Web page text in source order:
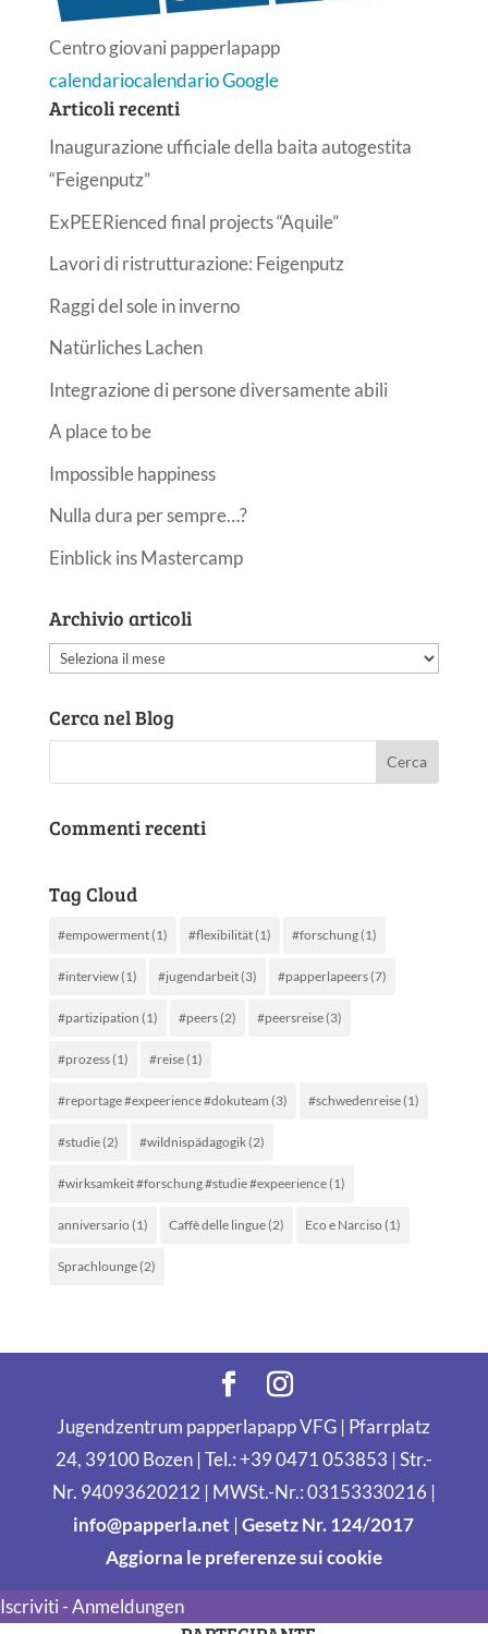
Centro giovani papperlapapp
calendariocalendario Google
Articoli recenti
Inaugurazione ufficiale della baita autogestita
“Feigenputz”
ExPEERienced final projects “Aquile”
Lavori di ristrutturazione: Feigenputz
Raggi del sole in inverno
Natürliches Lachen
Integrazione di persone diversamente abili
A place to be
Impossible happiness
Nulla dura per sempre…?
Einblick ins Mastercamp
Archivio articoli
Archivio
Cerca nel Blog
Commenti recenti
Tag Cloud
#empowerment(1) #flexibilität(1) #forschung(1)
#interview(1) #jugendarbeit(3) #papperlapeers(7)
#partizipation (1) #peers(2) #peersreise(3)
#prozess(1) #reise(1)
#reportage #expeerience #dokuteam (3) #schwedenreise(1)
#studie(2) #wildnispädagogik(2)
#wirksamkeit #forschung #studie #expeerience(1)
anniversario (1) Caffè delle lingue(2) Eco e Narciso (1)
Sprachlounge(2)
Jugendzentrum papperlapapp VFG | Pfarrplatz
24, 39100 Bozen | Tel.: +39 0471 053853 | Str.-
Nr. 94093620212 | MWSt.-Nr.: 03153330216 |
info@papperla.net |Gesetz Nr. 124/2017
Aggiorna le preferenze sui cookie
Iscriviti - Anmeldungen